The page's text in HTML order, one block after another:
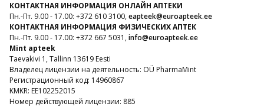
КОНТАКТНАЯ ИНФОРМАЦИЯ ОНЛАЙН АПТЕКИ
Пн.-Пт. 9.00 - 17.00: +372 610 3100,eapteek@euroapteek.ee
КОНТАКТНАЯ ИНФОРМАЦИЯ ФИЗИЧЕСКИХ АПТЕК
Пн.-Пт. 9.00 - 17.00: +372 667 5031,info@euroapteek.ee
Mint apteek
Taevakivi 1, Tallinn 13619 Eesti
Владелец лицензии на деятельность: OÜ PharmaMint
Регистрационный код: 14960867
KMKR: EE102252015
Номер действующей лицензии: 885